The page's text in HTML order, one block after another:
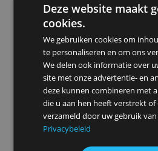
Openbank helemaal
beide banken een
waar deze kosten
goedkoopste pakket
35,64 euro kwijt zijn
Dat is ongeveer
pakketprijs zelf
De pinkosten